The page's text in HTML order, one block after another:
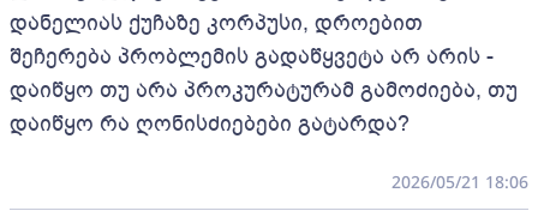
დანელიას ქუჩაზე კორპუსი, დროებით
შეჩერება პრობლემის გადაწყვეტა არ არის -
დაიწყო თუ არა პროკურატურამ გამოძიება, თუ
დაიწყო რა ღონისძიებები გატარდა?
2026/05/21 18:06